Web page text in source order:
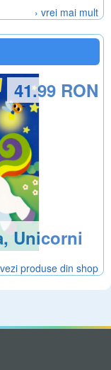
› vrei mai mult
Unicorni
41.99 RON
vezi produse din shop